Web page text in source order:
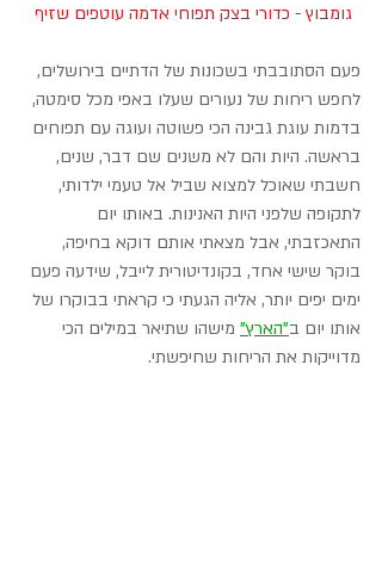
גומבוץ - כדורי בצק תפוחי אדמה עוטפים שזיף
פעם הסתובבתי בשכונות של הדתיים בירושלים,
לחפש ריחות של נעורים שעלו באפי מכל סימטה,
בדמות עוגת גבינה הכי פשוטה ועוגה עם תפוחים
בראשה. היות והם לא משנים שם דבר, שנים,
חשבתי שאוכל למצוא שביל אל טעמי ילדותי,
לתקופה שלפני היות האנינות. באותו יום
התאכזבתי, אבל מצאתי אותם דוקא בחיפה,
בוקר שישי אחד, בקונדיטורית לייבל, שידעה פעם
ימים יפים יותר, אליה הגעתי כי קראתי בבוקרו של
אותו יום ב"הארץ" מישהו שתיאר במילים הכי
מדוייקות את הריחות שחיפשתי.